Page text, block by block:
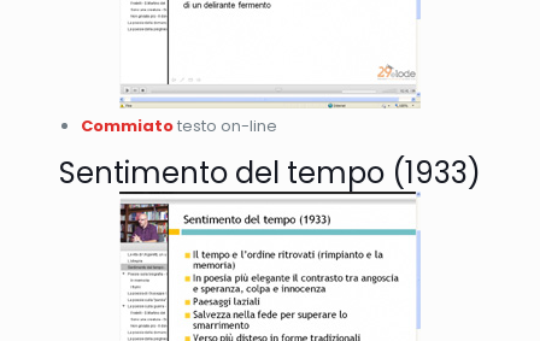
Commiatotesto on-line
Sentimento del tempo (1933)